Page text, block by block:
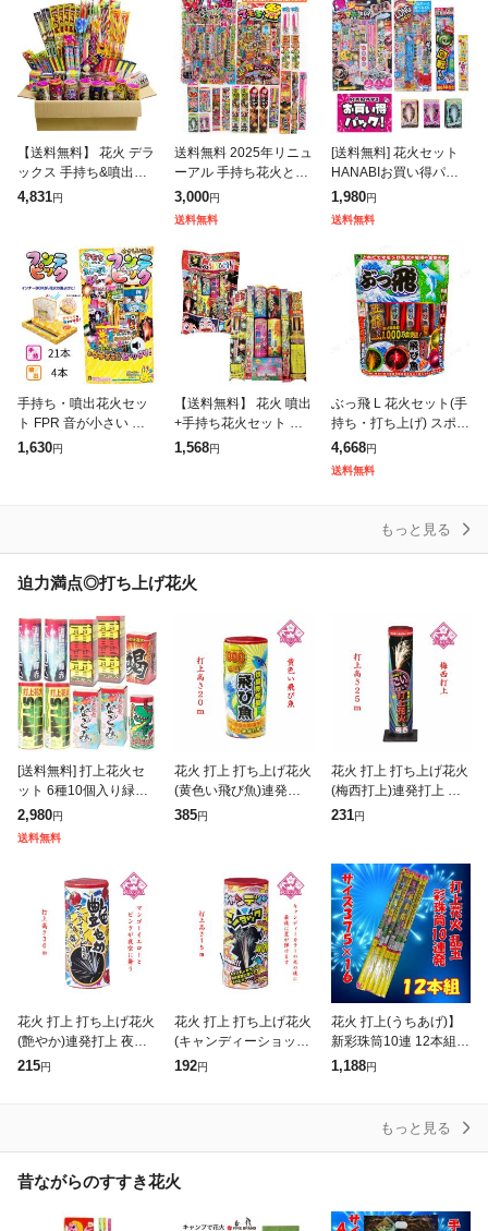
【送料無料】 花火 デラ
ックス 手持ち&噴出花
火セット 阿知波花火詰
日 お祭り
4,831円
送料無料 2025年リニュ
ーアル 手持ち花火と噴
出花火が入ったお楽し
み花火セット
3,000円
送料無料
[送料無料] 花火セット
HANABIお買い得パッ
ク! 手持ち花火50本+噴
出花火3個セット
1,980円
送料無料
手持ち・噴出花火セッ
ト FPR 音が小さい お
ウチ前にピッタリ フン
1,630円
【送料無料】 花火 噴出
+手持ち花火セット 夏
の思い出
1,568円
ぶっ飛 L 花火セット(手
持ち・打ち上げ) スポー
ツ 外遊び用品 おもちゃ
ゲーム 夏 打上花火 噴
4,668円
送料無料
もっと見る
迫力満点◎打ち上げ花火
[送料無料] 打上花火セ
ット 6種10個入り緑や
黄色 赤や白 大手花火メ
ーカーオンダの打ち上
2,980円
送料無料
花火 打上 打ち上げ花火
(黄色い飛び魚)連発打上
夜花火 打上花火
385円
花火 打上 打ち上げ花火
(梅西打上)連発打上 夜
花火 打上花火
231円
花火 打上 打ち上げ花火
(艶やか)連発打上 夜花
火
215円
花火 打上 打ち上げ花火
(キャンディーショック)
連発打上 夜花火
192円
花火 打上(うちあげ)】
新彩珠筒10連 12本組
乱玉花火 連発打上 夜花
1,188円
もっと見る
昔ながらのすすき花火